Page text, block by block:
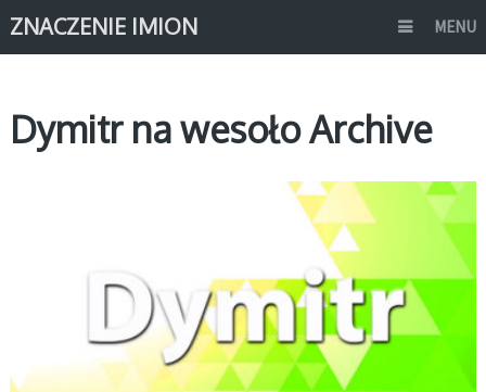
ZNACZENIE IMION MENU
Dymitr na wesoło Archive